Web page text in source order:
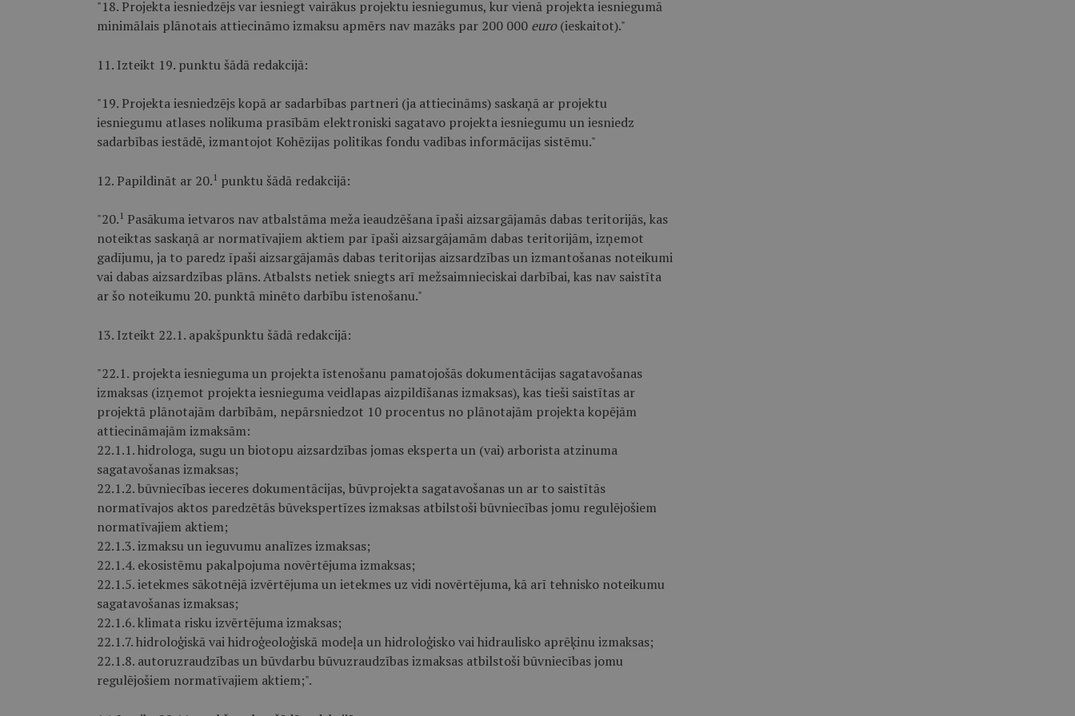
"18. Projekta iesniedzējs var iesniegt vairākus projektu iesniegumus, kur vienā projekta iesniegumā
minimālais plānotais attiecināmo izmaksu apmērs nav mazāks par 200 000 euro(ieskaitot)."
11. Izteikt 19. punktu šādā redakcijā:
"19. Projekta iesniedzējs kopā ar sadarbības partneri (ja attiecināms) saskaņā ar projektu
iesniegumu atlases nolikuma prasībām elektroniski sagatavo projekta iesniegumu un iesniedz
sadarbības iestādē, izmantojot Kohēzijas politikas fondu vadības informācijas sistēmu."
12. Papildināt ar 20. 1 punktu šādā redakcijā:
"20. 1 Pasākuma ietvaros nav atbalstāma meža ieaudzēšana īpaši aizsargājamās dabas teritorijās, kas
noteiktas saskaņā ar normatīvajiem aktiem par īpaši aizsargājamām dabas teritorijām, izņemot
gadījumu, ja to paredz īpaši aizsargājamās dabas teritorijas aizsardzības un izmantošanas noteikumi
vai dabas aizsardzības plāns. Atbalsts netiek sniegts arī mežsaimnieciskai darbībai, kas nav saistīta
ar šo noteikumu 20. punktā minēto darbību īstenošanu."
13. Izteikt 22.1. apakšpunktu šādā redakcijā:
"22.1. projekta iesnieguma un projekta īstenošanu pamatojošās dokumentācijas sagatavošanas
izmaksas (izņemot projekta iesnieguma veidlapas aizpildīšanas izmaksas), kas tieši saistītas ar
projektā plānotajām darbībām, nepārsniedzot 10 procentus no plānotajām projekta kopējām
attiecināmajām izmaksām:
22.1.1. hidrologa, sugu un biotopu aizsardzības jomas eksperta un (vai) arborista atzinuma
sagatavošanas izmaksas;
22.1.2. būvniecības ieceres dokumentācijas, būvprojekta sagatavošanas un ar to saistītās
normatīvajos aktos paredzētās būvekspertīzes izmaksas atbilstoši būvniecības jomu regulējošiem
normatīvajiem aktiem;
22.1.3. izmaksu un ieguvumu analīzes izmaksas;
22.1.4. ekosistēmu pakalpojuma novērtējuma izmaksas;
22.1.5. ietekmes sākotnējā izvērtējuma un ietekmes uz vidi novērtējuma, kā arī tehnisko noteikumu
sagatavošanas izmaksas;
22.1.6. klimata risku izvērtējuma izmaksas;
22.1.7. hidroloģiskā vai hidroģeoloģiskā modeļa un hidroloģisko vai hidraulisko aprēķinu izmaksas;
22.1.8. autoruzraudzības un būvdarbu būvuzraudzības izmaksas atbilstoši būvniecības jomu
regulējošiem normatīvajiem aktiem;".